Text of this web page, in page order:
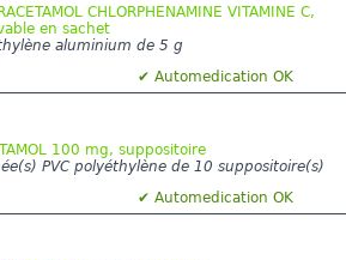
CHLORPHENAMINE VITAMINE C,
en sachet
aluminium de 5 g
✔ Automedication OK
100 mg, suppositoire
PVC polyéthylène de 10 suppositoire(s)
✔ Automedication OK